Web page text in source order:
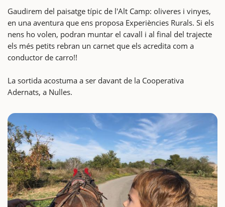
Gaudirem del paisatge típic de l'Alt Camp: oliveres i vinyes,
en una aventura que ens proposa Experiències Rurals. Si els
nens ho volen, podran muntar el cavall i al final del trajecte
els més petits rebran un carnet que els acredita com a
conductor de carro!!
La sortida acostuma a ser davant de la Cooperativa
Adernats, a Nulles.